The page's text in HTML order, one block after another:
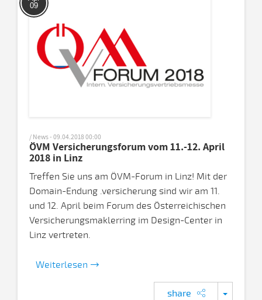
09
/ News - 09.04.2018 00:00
ÖVM Versicherungsforum vom 11.-12. April
2018 in Linz
Treffen Sie uns am ÖVM-Forum in Linz! Mit der
Domain-Endung .versicherung sind wir am 11.
und 12. April beim Forum des Österreichischen
Versicherungsmaklerring im Design-Center in
Linz vertreten.
Weiterlesen
share